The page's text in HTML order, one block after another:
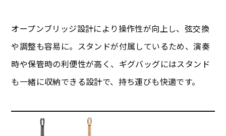
オープンブリッジ設計により操作性が向上し、弦交換
や調整も容易に。スタンドが付属しているため、演奏
時や保管時の利便性が高く、ギグバッグにはスタンド
も一緒に収納できる設計で、持ち運びも快適です。